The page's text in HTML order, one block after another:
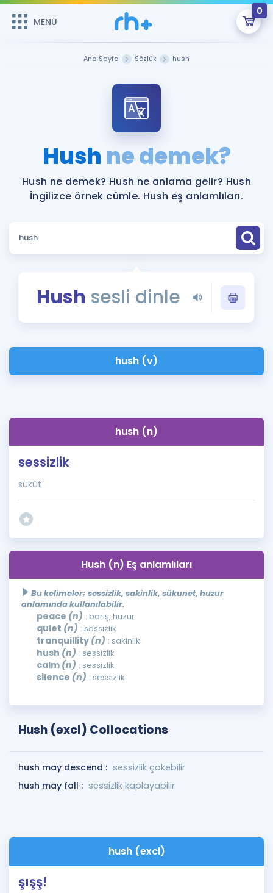
MENÜ
0
ÜYE DEĞİLİM
Sepetin Şu An Boş.
Remzi Hoca ile seni sınava hazırlayacak onlarca eğitim seni
bekliyor!
MENÜ
Faydalı Araçlar
Sözlük
İngilizce Gramer
Ana Sayfa Sözlük hush
Hush ne demek?
Hush ne demek? Hush ne anlama gelir? Hush
İngilizce örnek cümle. Hush eş anlamlıları.
Hush sesli dinle
hush (v)
hush (n)
sessizlik
sükût
Hush (n) Eş anlamlıları
Bu kelimeler; sessizlik, sakinlik, sükunet, huzur
anlamında kullanılabilir.
peace (n) : barış, huzur
quiet (n) : sessizlik
tranquillity (n) : sakinlik
hush (n) : sessizlik
calm (n) : sessizlik
silence (n) : sessizlik
Hush (excl) Collocations
hush may descend : sessizlik çökebilir
hush may fall : sessizlik kaplayabilir
hush (excl)
şışş!